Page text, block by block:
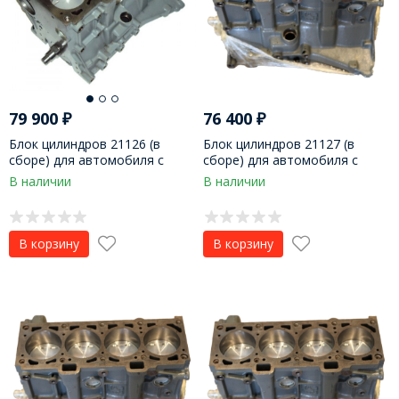
79 900 ₽
Блок цилиндров 21126 (в
сборе) для автомобиля с
МКПП Франция
В наличии
В корзину
76 400₽
Блок цилиндров 21127 (в
сборе) для автомобиля с
МКПП Россия
В наличии
В корзину